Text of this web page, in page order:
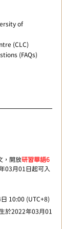
of
(CLC)
(FAQs)
，開放研習華語6
03月01日起可入
10:00 (UTC+8)
於2022年03月01